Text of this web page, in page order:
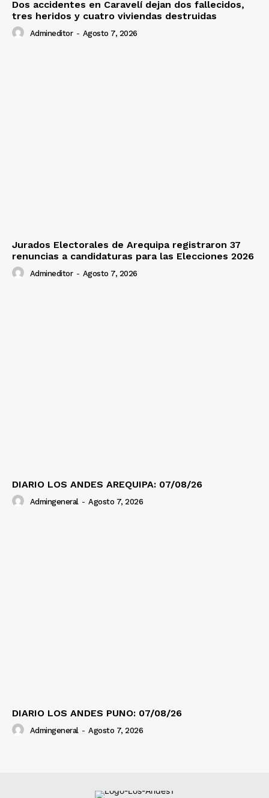
Dos accidentes en Caravelí dejan dos fallecidos,
tres heridos y cuatro viviendas destruidas
Admineditor - Agosto 7, 2026
Jurados Electorales de Arequipa registraron 37
renuncias a candidaturas para las Elecciones 2026
Admineditor - Agosto 7, 2026
DIARIO LOS ANDES AREQUIPA: 07/08/26
Admingeneral - Agosto 7, 2026
DIARIO LOS ANDES PUNO: 07/08/26
Admingeneral - Agosto 7, 2026